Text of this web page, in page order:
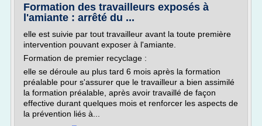
Formation des travailleurs exposés à
l'amiante : arrêté du ...
elle est suivie par tout travailleur avant la toute première
intervention pouvant exposer à l'amiante.
Formation de premier recyclage :
elle se déroule au plus tard 6 mois après la formation
préalable pour s'assurer que le travailleur a bien assimilé
la formation préalable, après avoir travaillé de façon
effective durant quelques mois et renforcer les aspects de
la prévention liés à...